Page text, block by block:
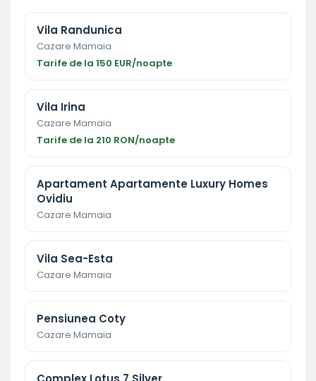
Vila Randunica
Cazare Mamaia
Tarife de la 150 EUR/noapte
Vila Irina
Cazare Mamaia
Tarife de la 210 RON/noapte
Apartament Apartamente Luxury Homes
Ovidiu
Cazare Mamaia
Vila Sea-Esta
Cazare Mamaia
Pensiunea Coty
Cazare Mamaia